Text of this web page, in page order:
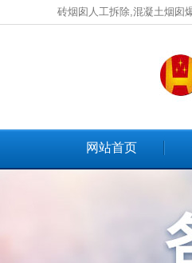
砖烟囱人工拆除,混凝土烟囱
网站首页